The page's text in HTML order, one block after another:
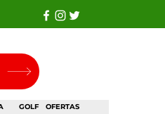
GOLF OFERTAS